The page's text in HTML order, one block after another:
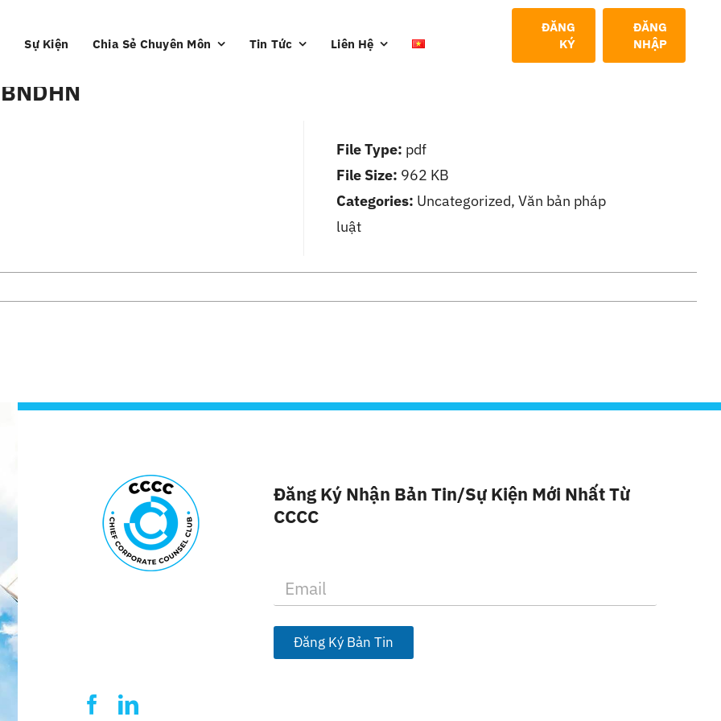
Sự Kiện Chia Sẻ Chuyên Môn Tin Tức Liên Hệ
ĐĂNG
KÝ
ĐĂNG
NHẬP
File Type: pdf
File Size: 962 KB
Categories: Uncategorized, Văn bản pháp
luật
Đăng Ký Nhận Bản Tin/sự Kiện Mới Nhất Từ
CCCC
a
i
*
Đăng Ký Bản Tin